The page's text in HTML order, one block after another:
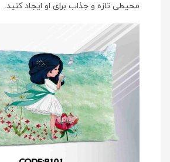
محیطی تازه و جذاب برای او ایجاد کنید.